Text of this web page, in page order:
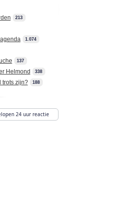
213
1.074
137
Helmond 338
trots zijn? 188
24 uur reactie